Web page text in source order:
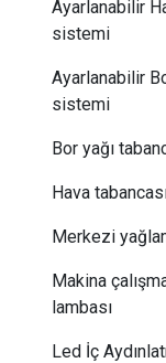
Ayarlanabilir
sistemi
Ayarlanabilir
sistemi
Bor yağı
Hava
Merkezi
Makina
lambası
Led İç